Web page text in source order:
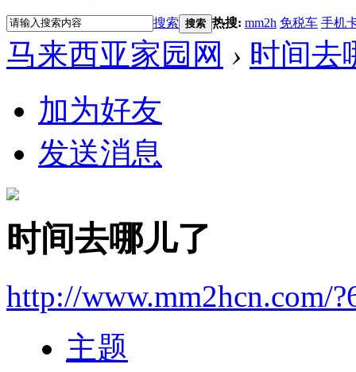
搜索 搜索 热搜: mm2h 免税车 手机
马来西亚家园网 › 时间去
加为好友
发送消息
时间去哪儿了
http://www.mm2hcn.com/
主题